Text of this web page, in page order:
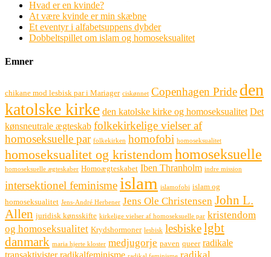
Hvad er en kvinde?
At være kvinde er min skæbne
Et eventyr i alfabetsuppens dybder
Dobbeltspillet om islam og homoseksualitet
Emner
chikane mod lesbisk par i Mariager ciskønnet Copenhagen Pride den
katolske kirke den katolske kirke og homoseksualitet Det
kønsneutrale ægteskab folkekirkelige vielser af
homoseksuelle par folkekirken homofobi homoseksualitet
homoseksualitet og kristendom homoseksuelle
homoseksuelle ægteskaber Homoægteskabet Iben Thranholm indre mission
intersektionel feminisme islam islamofobi islam og
homoseksualitet Jens-André Herbener Jens Ole Christensen John L.
Allen juridisk kønsskifte kirkelige vielser af homoseksuelle par kristendom
og homoseksualitet Krydshormoner lesbisk lesbiskelgbt
danmark maria hjerte kloster medjugorje paven queer radikale
transaktivister radikalfeminisme